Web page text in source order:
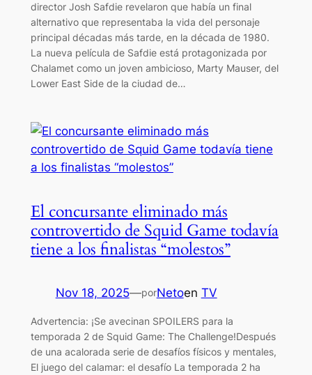
director Josh Safdie revelaron que había un final
alternativo que representaba la vida del personaje
principal décadas más tarde, en la década de 1980.
La nueva película de Safdie está protagonizada por
Chalamet como un joven ambicioso, Marty Mauser, del
Lower East Side de la ciudad de…
El concursante eliminado más
controvertido de Squid Game todavía
tiene a los finalistas “molestos”
Nov 18, 2025—porNetoen TV
Advertencia: ¡Se avecinan SPOILERS para la
temporada 2 de Squid Game: The Challenge!Después
de una acalorada serie de desafíos físicos y mentales,
El juego del calamar: el desafío La temporada 2 ha